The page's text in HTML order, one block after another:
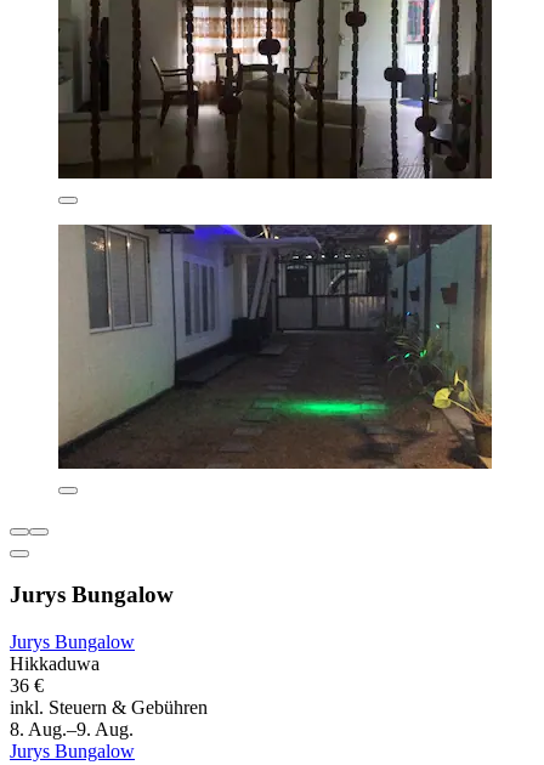
Jurys Bungalow
Jurys Bungalow
Hikkaduwa
36 €
inkl. Steuern & Gebühren
8. Aug.–9. Aug.
Jurys Bungalow